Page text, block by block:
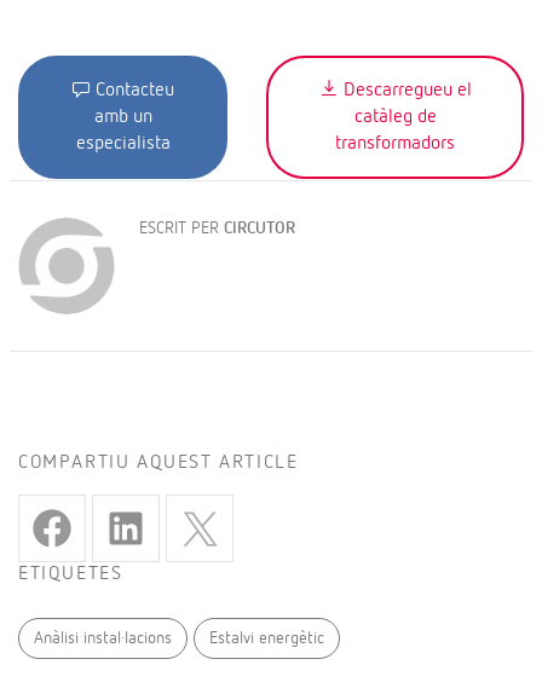
Contacteu
amb un
especialista
Descarregueu el
catàleg de
transformadors
ESCRIT PER CIRCUTOR
COMPARTIU AQUEST ARTICLE
ETIQUETES
Anàlisi instal·lacions Estalvi energètic